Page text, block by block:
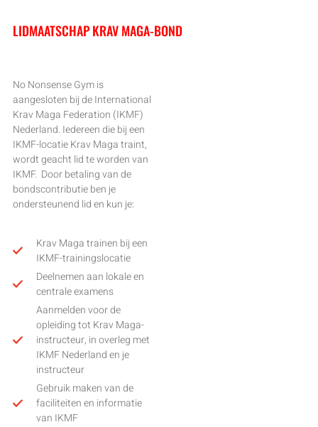
LIDMAATSCHAP KRAV MAGA-BOND
No Nonsense Gym is
aangesloten bij de International
Krav Maga Federation (IKMF)
Nederland. Iedereen die bij een
IKMF-locatie Krav Maga traint,
wordt geacht lid te worden van
IKMF. Door betaling van de
bondscontributie ben je
ondersteunend lid en kun je:
Krav Maga trainen bij een
IKMF-trainingslocatie
Deelnemen aan lokale en
centrale examens
Aanmelden voor de
opleiding tot Krav Maga-
instructeur, in overleg met
IKMF Nederland en je
instructeur
Gebruik maken van de
faciliteiten en informatie
van IKMF